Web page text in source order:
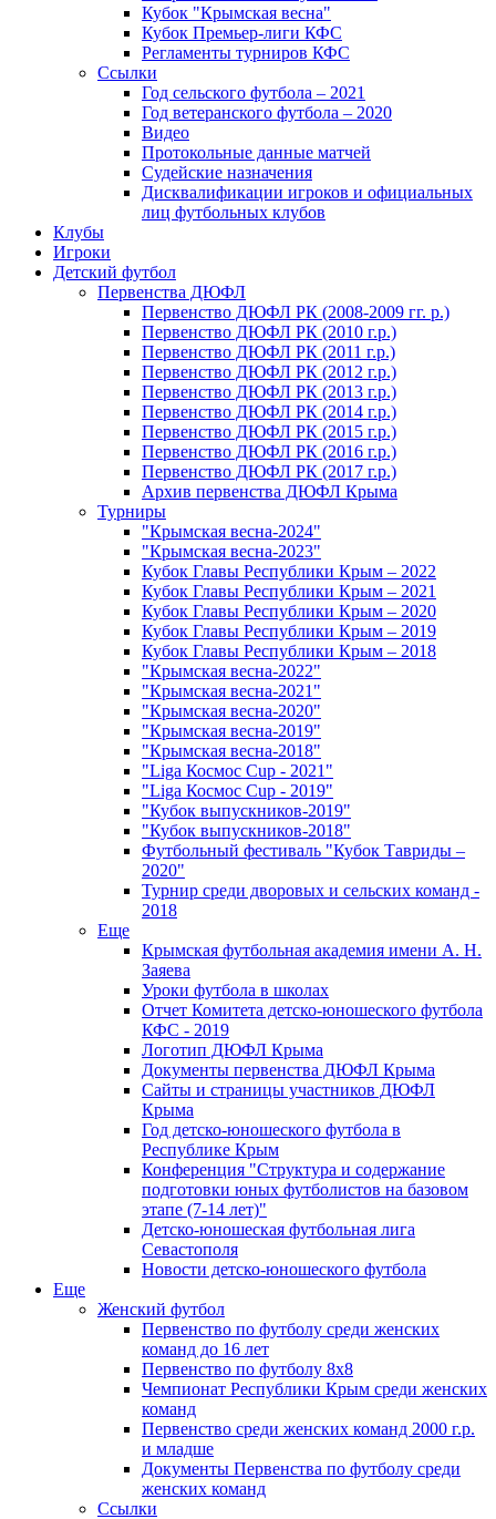
Кубок "Крымская весна"
Кубок Премьер-лиги КФС
Регламенты турниров КФС
Ссылки
Год сельского футбола – 2021
Год ветеранского футбола – 2020
Видео
Протокольные данные матчей
Судейские назначения
Дисквалификации игроков и официальных
лиц футбольных клубов
Клубы
Игроки
Детский футбол
Первенства ДЮФЛ
Первенство ДЮФЛ РК (2008-2009 гг. р.)
Первенство ДЮФЛ РК (2010 г.р.)
Первенство ДЮФЛ РК (2011 г.р.)
Первенство ДЮФЛ РК (2012 г.р.)
Первенство ДЮФЛ РК (2013 г.р.)
Первенство ДЮФЛ РК (2014 г.р.)
Первенство ДЮФЛ РК (2015 г.р.)
Первенство ДЮФЛ РК (2016 г.р.)
Первенство ДЮФЛ РК (2017 г.р.)
Архив первенства ДЮФЛ Крыма
Турниры
"Крымская весна-2024"
"Крымская весна-2023"
Кубок Главы Республики Крым – 2022
Кубок Главы Республики Крым – 2021
Кубок Главы Республики Крым – 2020
Кубок Главы Республики Крым – 2019
Кубок Главы Республики Крым – 2018
"Крымская весна-2022"
"Крымская весна-2021"
"Крымская весна-2020"
"Крымская весна-2019"
"Крымская весна-2018"
"Liga Космос Cup - 2021"
"Liga Космос Cup - 2019"
"Кубок выпускников-2019"
"Кубок выпускников-2018"
Футбольный фестиваль "Кубок Тавриды –
2020"
Турнир среди дворовых и сельских команд -
2018
Еще
Крымская футбольная академия имени А. Н.
Заяева
Уроки футбола в школах
Отчет Комитета детско-юношеского футбола
КФС - 2019
Логотип ДЮФЛ Крыма
Документы первенства ДЮФЛ Крыма
Сайты и страницы участников ДЮФЛ
Крыма
Год детско-юношеского футбола в
Республике Крым
Конференция "Структура и содержание
подготовки юных футболистов на базовом
этапе (7-14 лет)"
Детско-юношеская футбольная лига
Севастополя
Новости детско-юношеского футбола
Еще
Женский футбол
Первенство по футболу среди женских
команд до 16 лет
Первенство по футболу 8х8
Чемпионат Республики Крым среди женских
команд
Первенство среди женских команд 2000 г.р.
и младше
Документы Первенства по футболу среди
женских команд
Ссылки